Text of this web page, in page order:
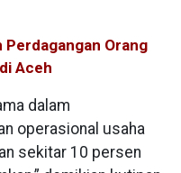
Perdagangan Orang
Aceh
dalam
operasional usaha
sekitar 10 persen